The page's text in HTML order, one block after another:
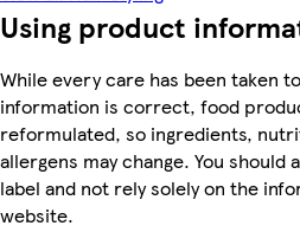
Using product
While every care has been taken
information is correct, food
reformulated, so ingredients,
allergens may change. You
label and not rely solely on the
website.